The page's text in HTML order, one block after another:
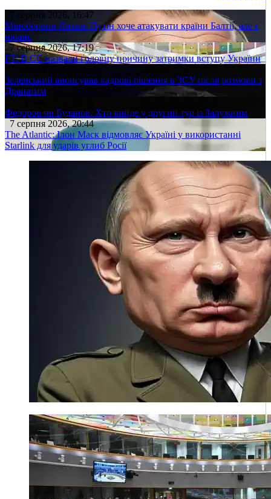
7 серпня 2026, 16:47
Міноборони Литви: Путін хоче атакувати країни Балтії, але є
нюанс
7 серпня 2026, 17:19
FT: В ЄС назвали головну причину затримки вступу України
Зеленський анонсував кадрові рішення в ЗСУ після розмови з
Драпатим
Федоров чи Буданов. Хто вийде у другий тур із Залужним
7 серпня 2026, 20:44
The Atlantic: Ілон Маск відмовляє Україні у використанні
Starlink для ударів углиб Росії